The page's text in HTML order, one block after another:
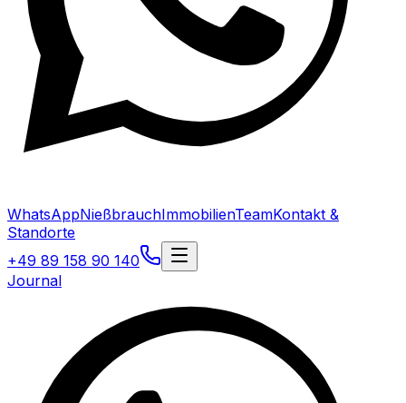
WhatsAppNießbrauchImmobilienTeamKontakt &
Standorte
+49 89 158 90 140
Journal